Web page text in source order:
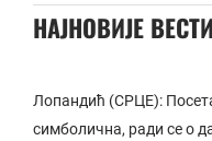
НАЈНОВИЈЕ ВЕСТИ
Лопандић (СРЦЕ):
симболична, ради се о